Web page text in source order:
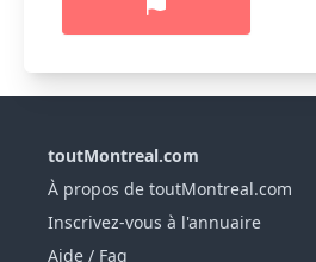
toutMontreal.com
À propos de toutMontreal.com
Inscrivez-vous à l'annuaire
Aide / Faq